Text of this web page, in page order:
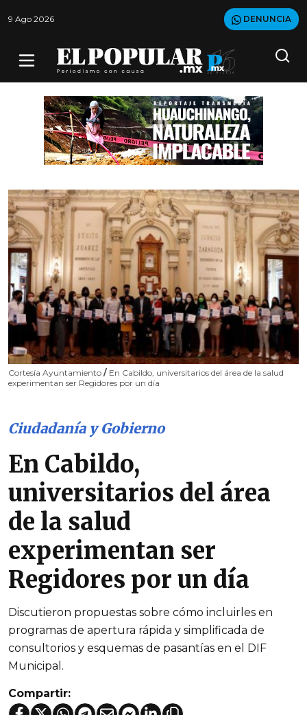
9 Ago 2026 DENUNCIA
Cortesía Ayuntamiento / En Cabildo, universitarios del área de la salud
experimentan ser Regidores por un día
Ciudadanía y Gobierno
En Cabildo,
universitarios del área
de la salud
experimentan ser
Regidores por un día
Discutieron propuestas sobre cómo incluirles en
programas de apertura rápida y simplificada de
consultorios y esquemas de pasantías en el DIF
Municipal.
Compartir: